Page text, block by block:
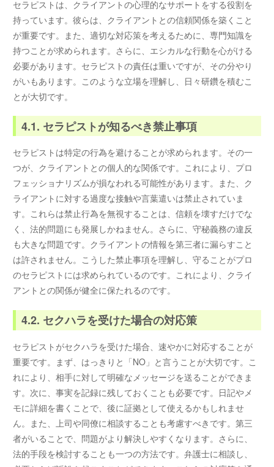
セラピストは、クライアントの心理的なサポートをする役割を
持っています。彼らは、クライアントとの信頼関係を築くこと
が重要です。また、適切な対応策を考えるために、専門知識を
持つことが求められます。さらに、エシカルな行動を心がける
必要があります。セラピストの責任は重いですが、その分やり
がいもあります。このような立場を理解し、日々研鑽を積むこ
とが大切です。
4.1. セラピストが知るべき禁止事項
セラピストは特定の行為を避けることが求められます。その一
つが、クライアントとの個人的な関係です。これにより、プロ
フェッショナリズムが損なわれる可能性があります。また、ク
ライアントに対する過度な接触や言葉遣いは禁止されていま
す。これらは禁止行為を無視することは、信頼を壊すだけでな
く、法的問題にも発展しかねません。さらに、守秘義務の違反
も大きな問題です。クライアントの情報を第三者に漏らすこと
は許されません。こうした禁止事項を理解し、守ることがプロ
のセラピストには求められているのです。これにより、クライ
アントとの関係が健全に保たれるのです。
4.2. セクハラを受けた場合の対応策
セラピストがセクハラを受けた場合、速やかに対応することが
重要です。まず、はっきりと「NO」と言うことが大切です。こ
れにより、相手に対して明確なメッセージを送ることができま
す。次に、事実を記録に残しておくことも必要です。日記やメ
モに詳細を書くことで、後に証拠として使えるかもしれませ
ん。また、上司や同僚に相談することも考慮すべきです。第三
者がいることで、問題がより解決しやすくなります。さらに、
法的手段を検討することも一つの方法です。弁護士に相談し、